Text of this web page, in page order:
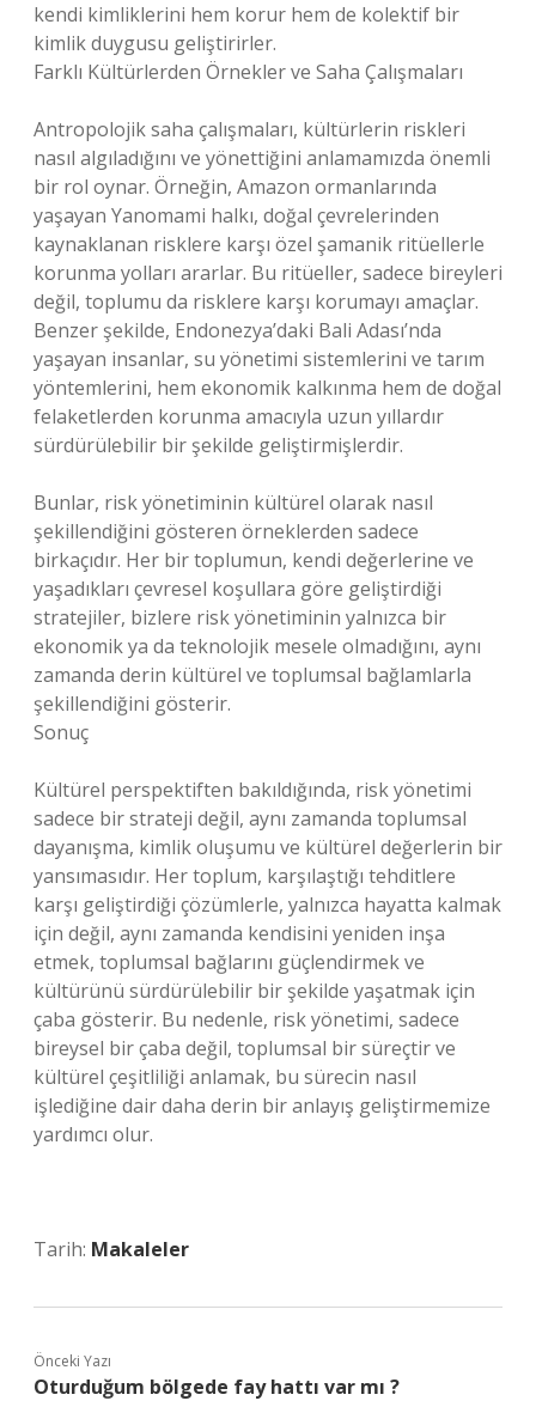
kendi kimliklerini hem korur hem de kolektif bir
kimlik duygusu geliştirirler.
Farklı Kültürlerden Örnekler ve Saha Çalışmaları
Antropolojik saha çalışmaları, kültürlerin riskleri
nasıl algıladığını ve yönettiğini anlamamızda önemli
bir rol oynar. Örneğin, Amazon ormanlarında
yaşayan Yanomami halkı, doğal çevrelerinden
kaynaklanan risklere karşı özel şamanik ritüellerle
korunma yolları ararlar. Bu ritüeller, sadece bireyleri
değil, toplumu da risklere karşı korumayı amaçlar.
Benzer şekilde, Endonezya’daki Bali Adası’nda
yaşayan insanlar, su yönetimi sistemlerini ve tarım
yöntemlerini, hem ekonomik kalkınma hem de doğal
felaketlerden korunma amacıyla uzun yıllardır
sürdürülebilir bir şekilde geliştirmişlerdir.
Bunlar, risk yönetiminin kültürel olarak nasıl
şekillendiğini gösteren örneklerden sadece
birkaçıdır. Her bir toplumun, kendi değerlerine ve
yaşadıkları çevresel koşullara göre geliştirdiği
stratejiler, bizlere risk yönetiminin yalnızca bir
ekonomik ya da teknolojik mesele olmadığını, aynı
zamanda derin kültürel ve toplumsal bağlamlarla
şekillendiğini gösterir.
Sonuç
Kültürel perspektiften bakıldığında, risk yönetimi
sadece bir strateji değil, aynı zamanda toplumsal
dayanışma, kimlik oluşumu ve kültürel değerlerin bir
yansımasıdır. Her toplum, karşılaştığı tehditlere
karşı geliştirdiği çözümlerle, yalnızca hayatta kalmak
için değil, aynı zamanda kendisini yeniden inşa
etmek, toplumsal bağlarını güçlendirmek ve
kültürünü sürdürülebilir bir şekilde yaşatmak için
çaba gösterir. Bu nedenle, risk yönetimi, sadece
bireysel bir çaba değil, toplumsal bir süreçtir ve
kültürel çeşitliliği anlamak, bu sürecin nasıl
işlediğine dair daha derin bir anlayış geliştirmemize
yardımcı olur.
Tarih: Makaleler
Önceki Yazı
Oturduğum bölgede fay hattı var mı ?